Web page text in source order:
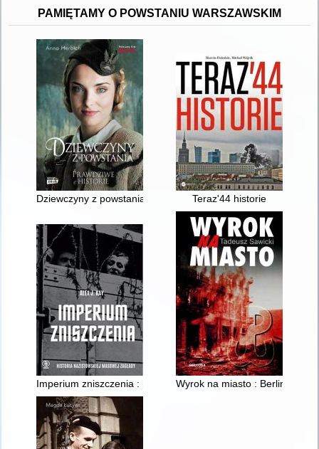
PAMIĘTAMY O POWSTANIU WARSZAWSKIM
Dziewczyny z powstania Teraz'44 historie
Imperium zniszczenia : historia nazistowskiej masowej zagłady
Wyrok na miasto : Berlin i